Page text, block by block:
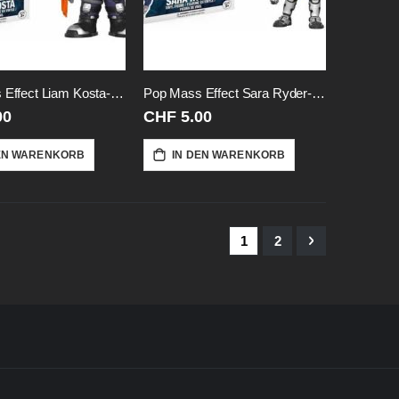
Pop Mass Effect Liam Kosta-Mass-Effe
WARENKORB
Pop Mass Effect Sara Ryder-Mass-Effe
CHF 5.00
IN DEN WARENKORB
SeiteSie lesen gerade Seite
1 Seite
2 Seite
Weiter